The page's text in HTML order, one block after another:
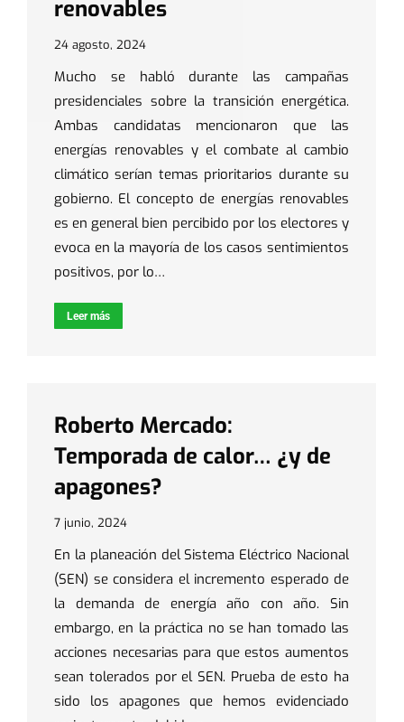
renovables
24 agosto, 2024
Mucho se habló durante las campañas
presidenciales sobre la transición energética.
Ambas candidatas mencionaron que las
energías renovables y el combate al cambio
climático serían temas prioritarios durante su
gobierno. El concepto de energías renovables
es en general bien percibido por los electores y
evoca en la mayoría de los casos sentimientos
positivos, por lo…
Leer más
Roberto Mercado:
Temporada de calor… ¿y de
apagones?
7 junio, 2024
En la planeación del Sistema Eléctrico Nacional
(SEN) se considera el incremento esperado de
la demanda de energía año con año. Sin
embargo, en la práctica no se han tomado las
acciones necesarias para que estos aumentos
sean tolerados por el SEN. Prueba de esto ha
sido los apagones que hemos evidenciado